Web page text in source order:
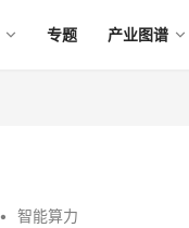
专题 产业图谱
• 智能算力